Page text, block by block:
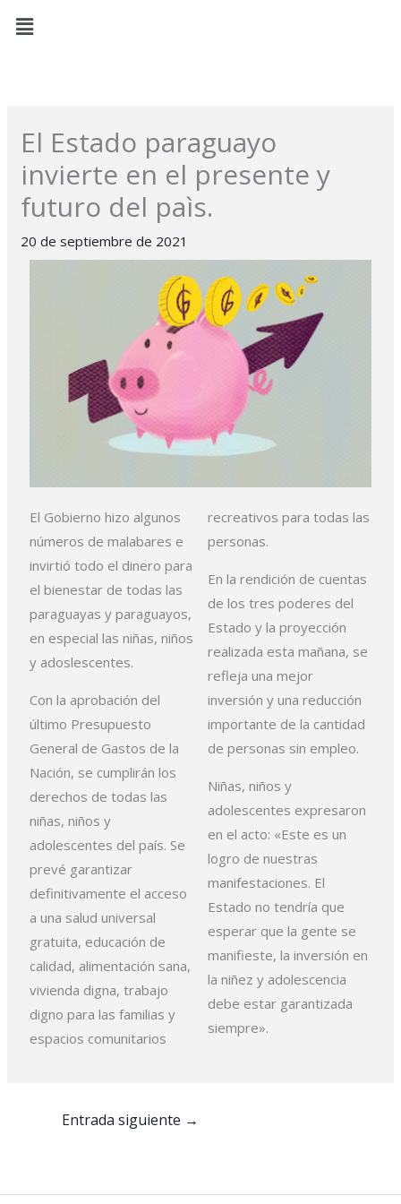
Menú
El Estado paraguayo
invierte en el presente y
futuro del paìs.
20 de septiembre de 2021
El Gobierno hizo algunos
números de malabares e
invirtió todo el dinero para
el bienestar de todas las
paraguayas y paraguayos,
en especial las niñas, niños
y adoslescentes.
Con la aprobación del
último Presupuesto
General de Gastos de la
Nación, se cumplirán los
derechos de todas las
niñas, niños y
adolescentes del país. Se
prevé garantizar
definitivamente el acceso
a una salud universal
gratuita, educación de
calidad, alimentación sana,
vivienda digna, trabajo
digno para las familias y
espacios comunitarios
recreativos para todas las
personas.
En la rendición de cuentas
de los tres poderes del
Estado y la proyección
realizada esta mañana, se
refleja una mejor
inversión y una reducción
importante de la cantidad
de personas sin empleo.
Niñas, niños y
adolescentes expresaron
en el acto: «Este es un
logro de nuestras
manifestaciones. El
Estado no tendría que
esperar que la gente se
manifieste, la inversión en
la niñez y adolescencia
debe estar garantizada
siempre».
Entrada siguiente →